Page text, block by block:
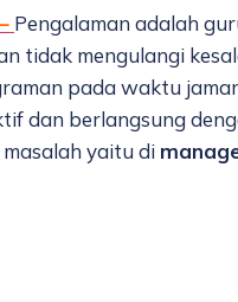
Pengalaman adalah
tidak mengulangi
pada waktu
dan berlangsung
yaitu di